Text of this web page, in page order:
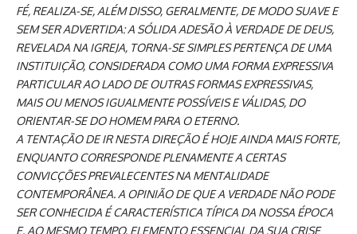
FÉ, REALIZA-SE, ALÉM DISSO, GERALMENTE, DE MODO SUAVE E
SEM SER ADVERTIDA: A SÓLIDA ADESÃO À VERDADE DE DEUS,
REVELADA NA IGREJA, TORNA-SE SIMPLES PERTENÇA DE UMA
INSTITUIÇÃO, CONSIDERADA COMO UMA FORMA EXPRESSIVA
PARTICULAR AO LADO DE OUTRAS FORMAS EXPRESSIVAS,
MAIS OU MENOS IGUALMENTE POSSÍVEIS E VÁLIDAS, DO
ORIENTAR-SE DO HOMEM PARA O ETERNO.
A TENTAÇÃO DE IR NESTA DIREÇÃO É HOJE AINDA MAIS FORTE,
ENQUANTO CORRESPONDE PLENAMENTE A CERTAS
CONVICÇÕES PREVALECENTES NA MENTALIDADE
CONTEMPORÂNEA. A OPINIÃO DE QUE A VERDADE NÃO PODE
SER CONHECIDA É CARACTERÍSTICA TÍPICA DA NOSSA ÉPOCA
E, AO MESMO TEMPO, ELEMENTO ESSENCIAL DA SUA CRISE